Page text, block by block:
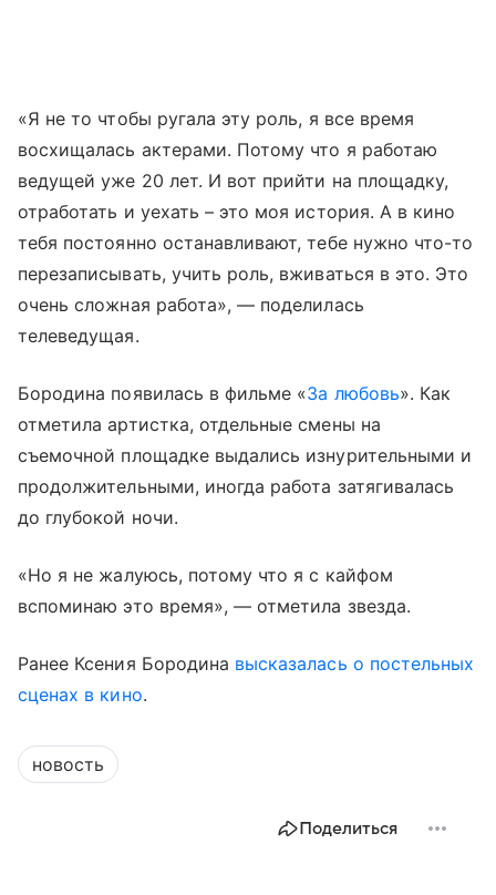
«Я не то чтобы ругала эту роль, я все время
восхищалась актерами. Потому что я работаю
ведущей уже 20 лет. И вот прийти на площадку,
отработать и уехать – это моя история. А в кино
тебя постоянно останавливают, тебе нужно что-то
перезаписывать, учить роль, вживаться в это. Это
очень сложная работа», — поделилась
телеведущая.
Бородина появилась в фильме «За любовь». Как
отметила артистка, отдельные смены на
съемочной площадке выдались изнурительными и
продолжительными, иногда работа затягивалась
до глубокой ночи.
«Но я не жалуюсь, потому что я с кайфом
вспоминаю это время», — отметила звезда.
Ранее Ксения Бородина высказалась о постельных
сценах в кино.
новость
Поделиться